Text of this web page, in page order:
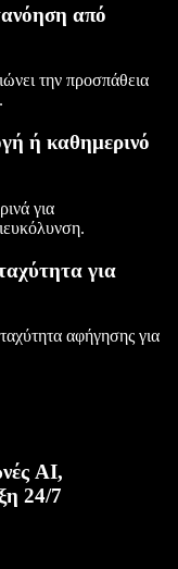
από
την προσπάθεια
ή καθημερινό
για
για
αφήγησης για
AI,
24/7